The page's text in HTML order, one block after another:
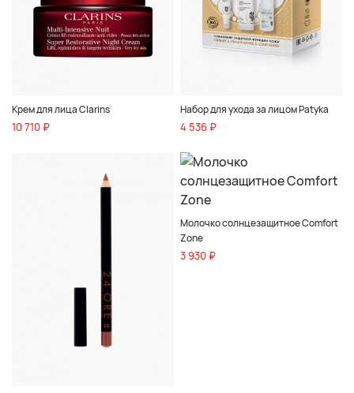
Крем для лица Clarins
10 710 ₽
Набор для ухода за лицом Patyka
4 536 ₽
Молочко солнцезащитное Comfort
Zone
3 930 ₽